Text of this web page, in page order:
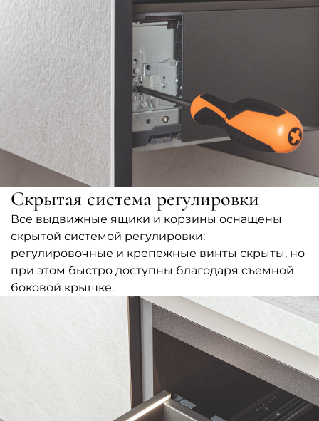
Скрытая система регулировки
Все выдвижные ящики и корзины оснащены
скрытой системой регулировки:
регулировочные и крепежные винты скрыты, но
при этом быстро доступны благодаря съемной
боковой крышке.